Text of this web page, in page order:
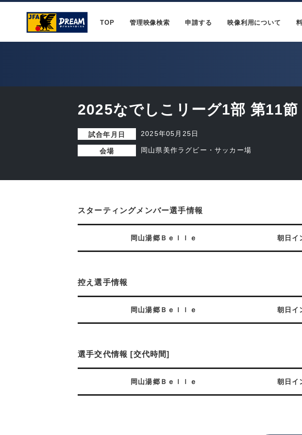
TOP 管理映像検索 申請する 映像利用について
2025なでしこリーグ1部 第11節
試合年月日 2025年05月25日
会場 岡山県美作ラグビー・サッカー場
スターティングメンバー選手情報
岡山湯郷Ｂｅｌｌｅ 朝日イ
控え選手情報
岡山湯郷Ｂｅｌｌｅ 朝日イ
選手交代情報 [交代時間]
岡山湯郷Ｂｅｌｌｅ 朝日イ